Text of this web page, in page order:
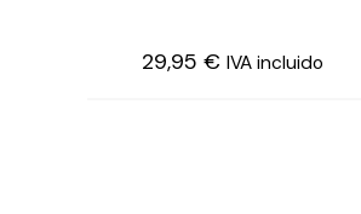
29,95 € IVA incluido